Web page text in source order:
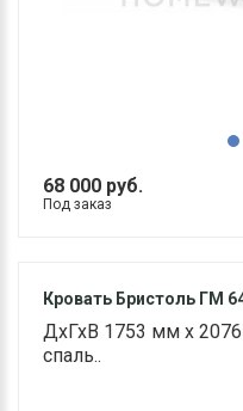
68 000 руб.
Под заказ
Кровать Бристоль ГМ
ДхГхВ 1753 мм х
спаль..